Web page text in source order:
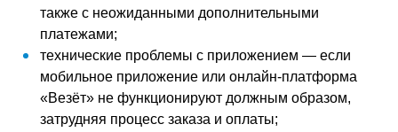
также с неожиданными дополнительными
платежами;
технические проблемы с приложением — если
мобильное приложение или онлайн-платформа
«Везёт» не функционируют должным образом,
затрудняя процесс заказа и оплаты;